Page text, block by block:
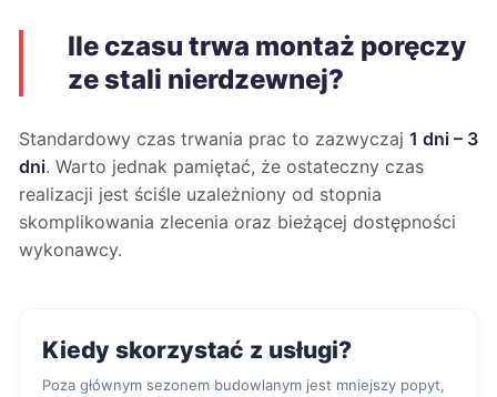
Ile czasu trwa montaż poręczy
ze stali nierdzewnej?
Standardowy czas trwania prac to zazwyczaj 1 dni – 3
dni. Warto jednak pamiętać, że ostateczny czas
realizacji jest ściśle uzależniony od stopnia
skomplikowania zlecenia oraz bieżącej dostępności
wykonawcy.
Kiedy skorzystać z usługi?
Poza głównym sezonem budowlanym jest mniejszy popyt,